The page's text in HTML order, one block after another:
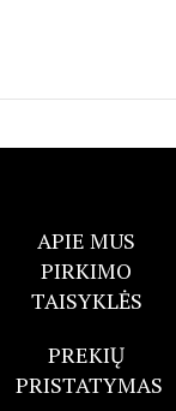
APIE MUS
PIRKIMO
TAISYKLĖS
PREKIŲ
PRISTATYMAS